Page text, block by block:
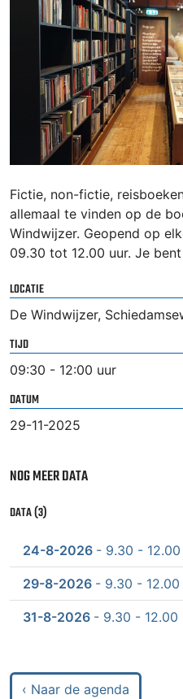
Fictie, non-fictie,
allemaal te vinden op de
Windwijzer. Geopend op
09.30 tot 12.00 uur. Je
LOCATIE
De Windwijzer,
TIJD
09:30 - 12:00 uur
DATUM
29-11-2025
NOG MEER DATA
DATA (3)
24-8-2026 - 9.30 -
29-8-2026 - 9.30 - 12.00
31-8-2026 - 9.30 - 12.00
‹ Naar de agenda